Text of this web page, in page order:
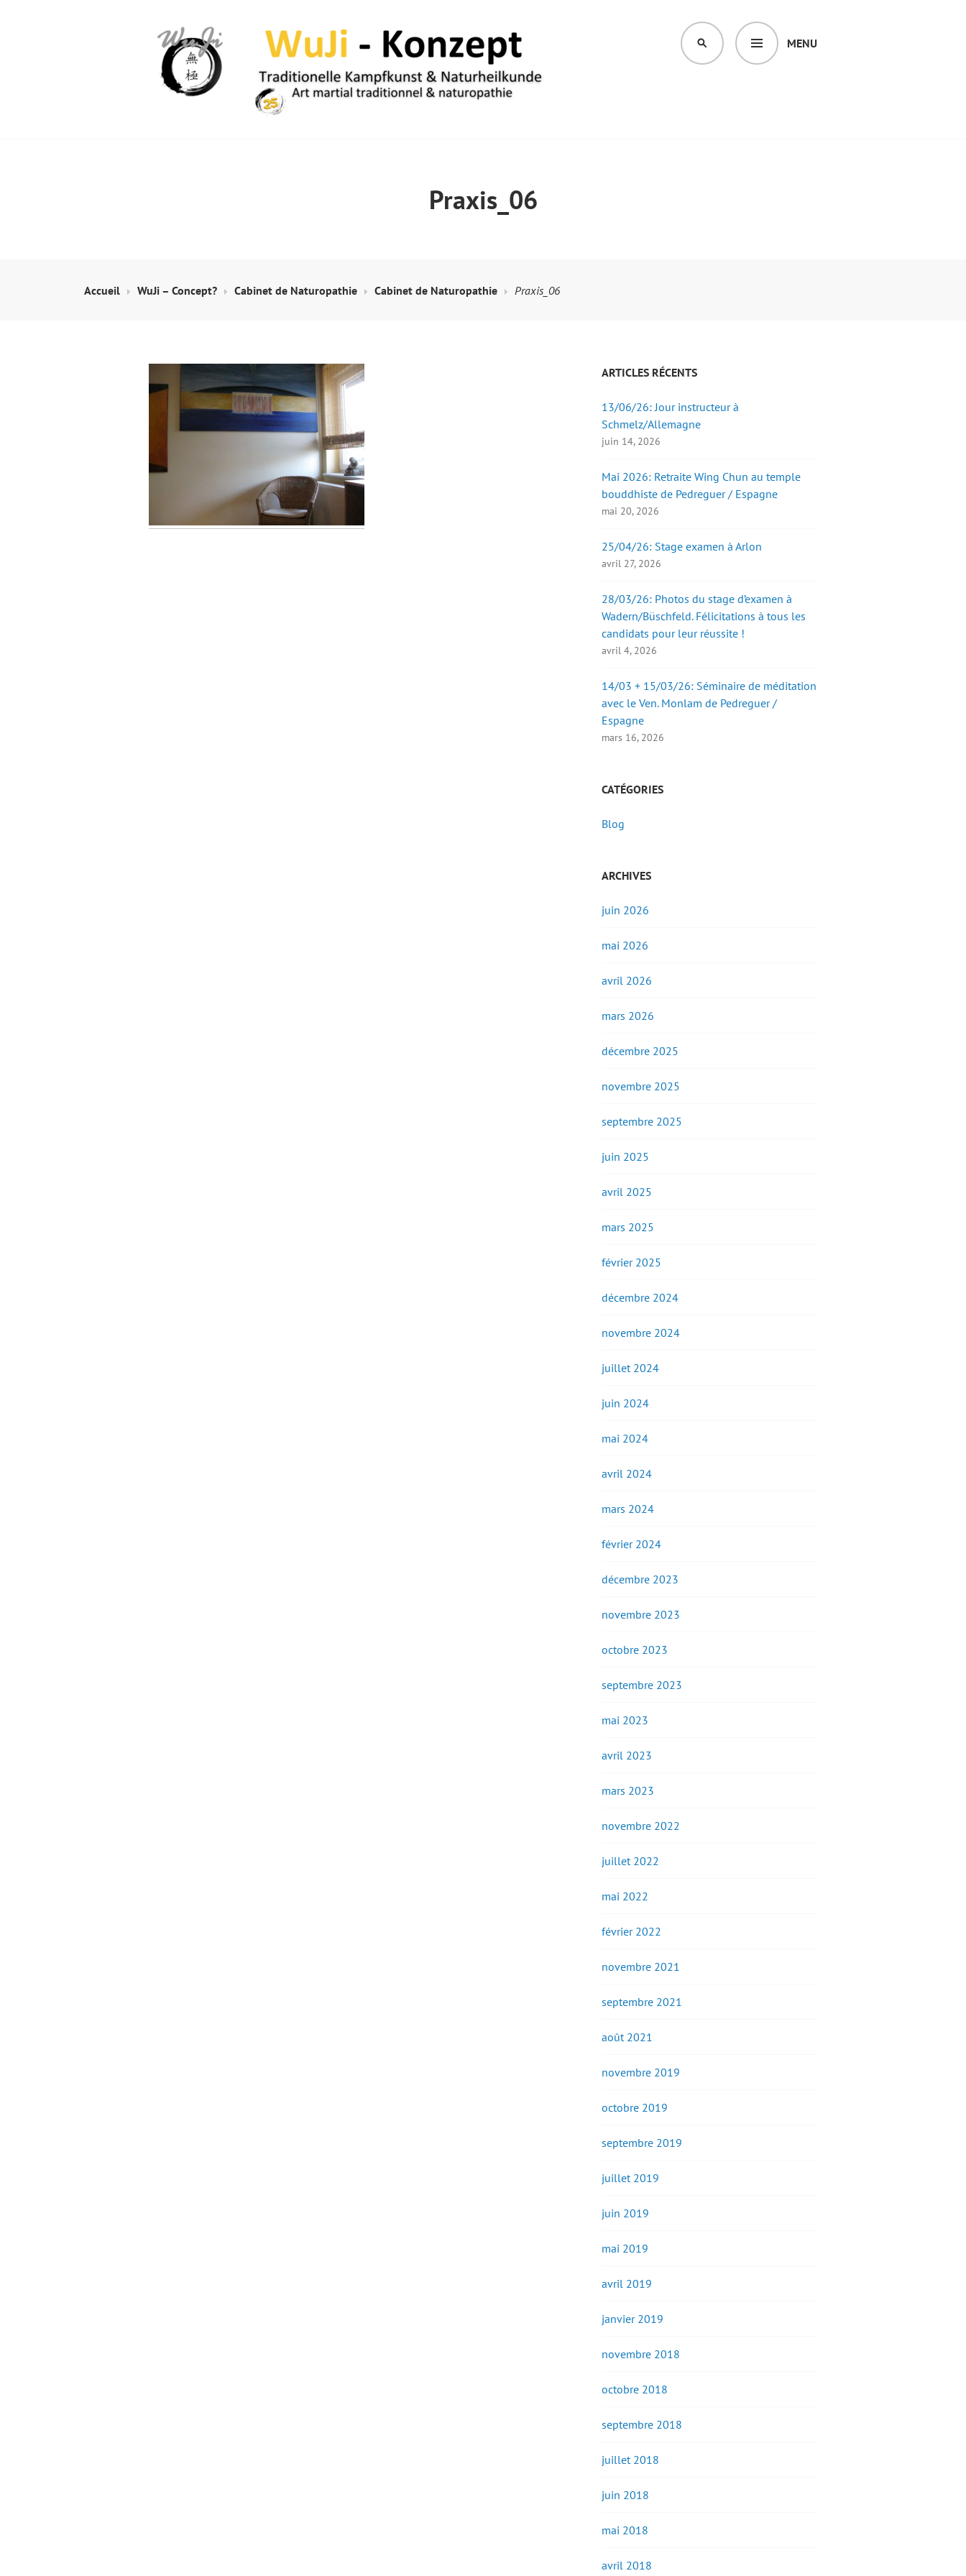
MENU
SEARCH
Praxis_06
Accueil WuJi – Concept? Cabinet de Naturopathie Cabinet de Naturopathie Praxis_06
ARTICLES RÉCENTS
13/06/26: Jour instructeur à
Schmelz/Allemagne
juin 14, 2026
Mai 2026: Retraite Wing Chun au temple
bouddhiste de Pedreguer / Espagne
mai 20, 2026
25/04/26: Stage examen à Arlon
avril 27, 2026
28/03/26: Photos du stage d’examen à
Wadern/Büschfeld. Félicitations à tous les
candidats pour leur réussite !
avril 4, 2026
14/03 + 15/03/26: Séminaire de méditation
avec le Ven. Monlam de Pedreguer /
Espagne
mars 16, 2026
CATÉGORIES
Blog
ARCHIVES
juin 2026
mai 2026
avril 2026
mars 2026
décembre 2025
novembre 2025
septembre 2025
juin 2025
avril 2025
mars 2025
février 2025
décembre 2024
novembre 2024
juillet 2024
juin 2024
mai 2024
avril 2024
mars 2024
février 2024
décembre 2023
novembre 2023
octobre 2023
septembre 2023
mai 2023
avril 2023
mars 2023
novembre 2022
juillet 2022
mai 2022
février 2022
novembre 2021
septembre 2021
août 2021
novembre 2019
octobre 2019
septembre 2019
juillet 2019
juin 2019
mai 2019
avril 2019
janvier 2019
novembre 2018
octobre 2018
septembre 2018
juillet 2018
juin 2018
mai 2018
avril 2018